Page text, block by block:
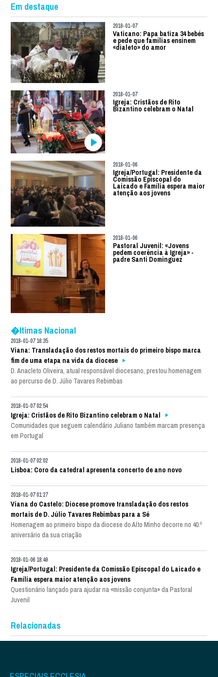
Em destaque
2018-01-07
Vaticano: Papa batiza 34 bebés
e pede que famílias ensinem
«dialeto» do amor
2018-01-07
Igreja: Cristãos de Rito
Bizantino celebram o Natal
2018-01-06
Igreja/Portugal: Presidente da
Comissão Episcopal do
Laicado e Família espera maior
atenção aos jovens
2018-01-06
Pastoral Juvenil: «Jovens
pedem coerência à Igreja» -
padre Santi Dominguez
�ltimas Nacional
2018-01-07 16:35
Viana: Transladação dos restos mortais do primeiro bispo marca
fim de uma etapa na vida da diocese
D. Anacleto Oliveira, atual responsável diocesano, prestou homenagem
ao percurso de D. Júlio Tavares Rebimbas
2018-01-07 02:54
Igreja: Cristãos de Rito Bizantino celebram o Natal
Comunidades que seguem calendário Juliano também marcam presença
em Portugal
2018-01-07 02:02
Lisboa: Coro da catedral apresenta concerto de ano novo
2018-01-07 01:27
Viana do Castelo: Diocese promove transladação dos restos
mortais de D. Júlio Tavares Rebimbas para a Sé
Homenagem ao primeiro bispo da diocese do Alto Minho decorre no 40.º
aniversário da sua criação
2018-01-06 18:49
Igreja/Portugal: Presidente da Comissão Episcopal do Laicado e
Família espera maior atenção aos jovens
Questionário lançado para ajudar na «missão conjunta» da Pastoral
Juvenil
Relacionadas